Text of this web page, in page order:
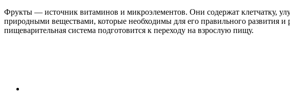
Фрукты — источник витаминов и микроэлементов. Они содержат клетчатку,
природными веществами, которые необходимы для его правильного развития
пищеварительная система подготовится к переходу на взрослую пищу.